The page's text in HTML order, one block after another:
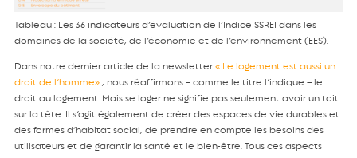
Tableau : Les 36 indicateurs d’évaluation de l’Indice SSREI dans les
domaines de la société, de l’économie et de l’environnement (EES).
Dans notre dernier article de la newsletter« Le logement est aussi un
droit de l’homme» , nous réaffirmons – comme le titre l’indique – le
droit au logement. Mais se loger ne signifie pas seulement avoir un toit
sur la tête. Il s’agit également de créer des espaces de vie durables et
des formes d’habitat social, de prendre en compte les besoins des
utilisateurs et de garantir la santé et le bien-être. Tous ces aspects